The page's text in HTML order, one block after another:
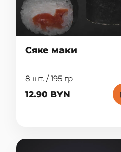
Сяке маки
8 шт. / 195 гр
12.90 BYN